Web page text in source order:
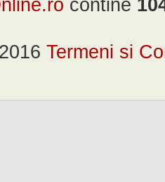
contine
Termeni si